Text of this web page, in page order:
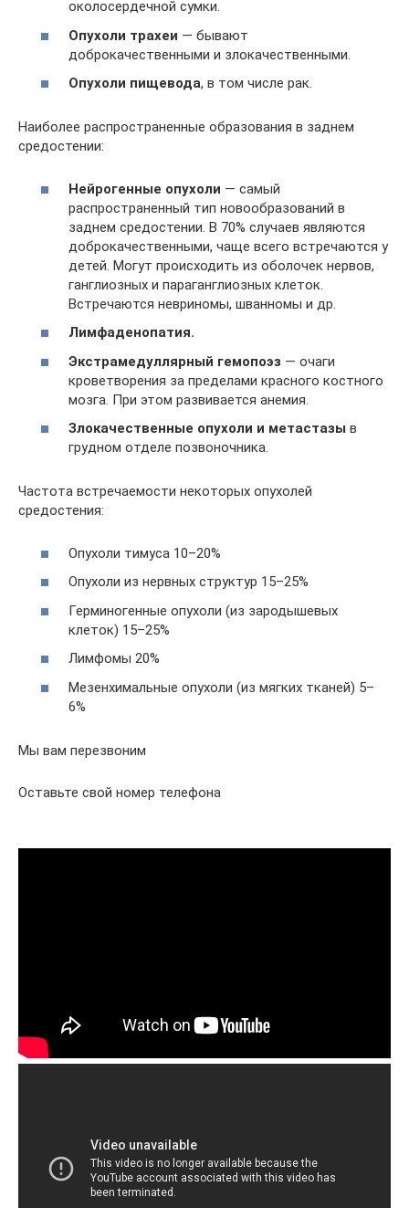
околосердечной сумки.
Опухоли трахеи — бывают
доброкачественными и злокачественными.
Опухоли пищевода, в том числе рак.
Наиболее распространенные образования в заднем
средостении:
Нейрогенные опухоли — самый
распространенный тип новообразований в
заднем средостении. В 70% случаев являются
доброкачественными, чаще всего встречаются у
детей. Могут происходить из оболочек нервов,
ганглиозных и параганглиозных клеток.
Встречаются невриномы, шванномы и др.
Лимфаденопатия.
Экстрамедуллярный гемопоэз — очаги
кроветворения за пределами красного костного
мозга. При этом развивается анемия.
Злокачественные опухоли и метастазы в
грудном отделе позвоночника.
Частота встречаемости некоторых опухолей
средостения:
Опухоли тимуса 10–20%
Опухоли из нервных структур 15–25%
Герминогенные опухоли (из зародышевых
клеток) 15–25%
Лимфомы 20%
Мезенхимальные опухоли (из мягких тканей) 5–
6%
Мы вам перезвоним
Оставьте свой номер телефона